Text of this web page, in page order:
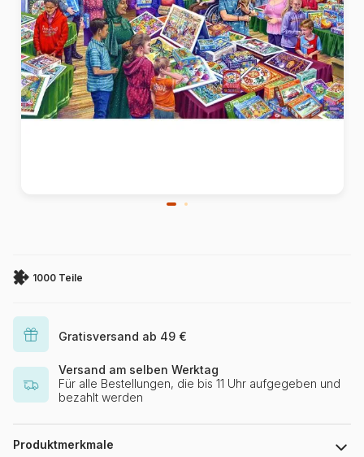
1000 Teile
Gratisversand ab 49 €
Versand am selben Werktag
Für alle Bestellungen, die bis 11 Uhr aufgegeben und
bezahlt werden
Produktmerkmale